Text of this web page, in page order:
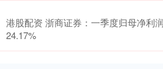
港股配资 浙商证券：一季度归母净利
24.17%